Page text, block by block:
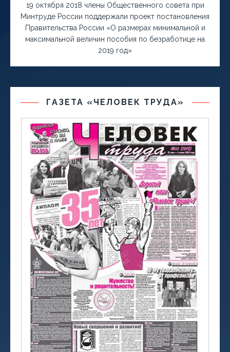
19 октября 2018 члены Общественного совета при
Минтруде России поддержали проект постановления
Правительства России «О размерах минимальной и
максимальной величин пособия по безработице на
2019 год»
ГАЗЕТА «ЧЕЛОВЕК ТРУДА»